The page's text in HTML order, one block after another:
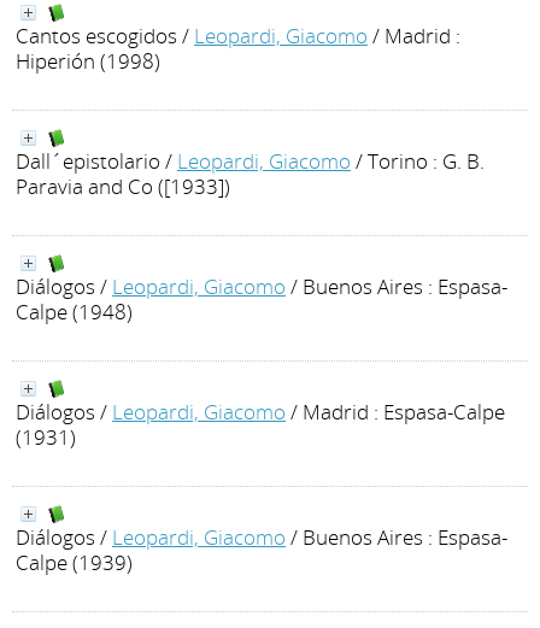
Cantos escogidos / Leopardi, Giacomo / Madrid :
Hiperión (1998)
Dall´epistolario / Leopardi, Giacomo / Torino : G. B.
Paravia and Co ([1933])
Diálogos / Leopardi, Giacomo / Buenos Aires : Espasa-
Calpe (1948)
Diálogos / Leopardi, Giacomo / Madrid : Espasa-Calpe
(1931)
Diálogos / Leopardi, Giacomo / Buenos Aires : Espasa-
Calpe (1939)